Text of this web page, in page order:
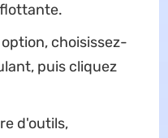
choisissez-
puis cliquez
d'outils,